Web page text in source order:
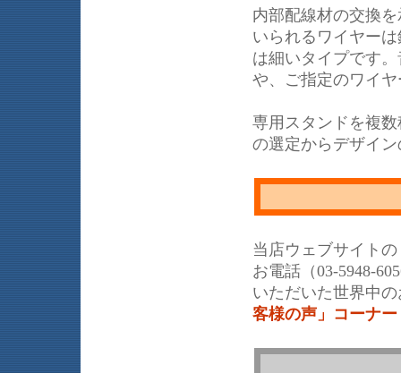
内部配線材の交換
いられるワイヤー
は細いタイプです
や、ご指定のワイ
専用スタンドを複
の選定からデザイ
当店ウェブサイトの
お電話（03-5948-
いただいた世界中
客様の声」コーナー